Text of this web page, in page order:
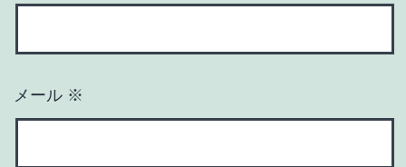
メール ※